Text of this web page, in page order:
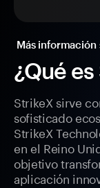
¿Qué es
StrikeX sirve
sofisticado
StrikeX
en el Reino
objetivo
aplicación
Más